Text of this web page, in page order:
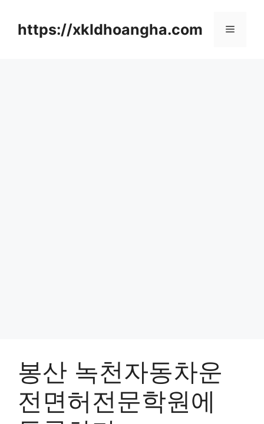
https://xkldhoangha.com 메
봉산 녹천자동차운
전면허전문학원에